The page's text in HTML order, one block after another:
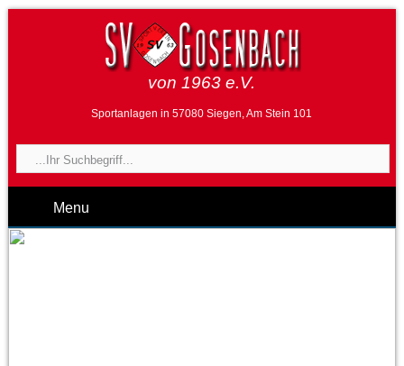
von 1963 e.V.
Sportanlagen in 57080 Siegen, Am Stein 101
Menu